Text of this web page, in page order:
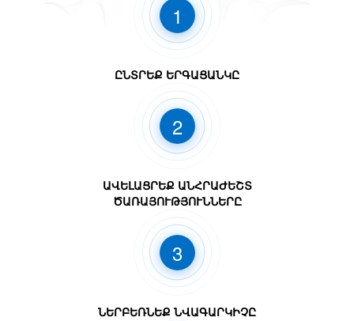
1
ԸՆՏՐԵՔ ԵՐԳԱՑԱՆԿԸ
2
ԱՎԵԼԱՑՐԵՔ ԱՆՀՐԱԺԵՇՏ
ԾԱՌԱՅՈՒԹՅՈՒՆՆԵՐԸ
3
ՆԵՐԲԵՌՆԵՔ ՆՎԱԳԱՐԿԻՉԸ